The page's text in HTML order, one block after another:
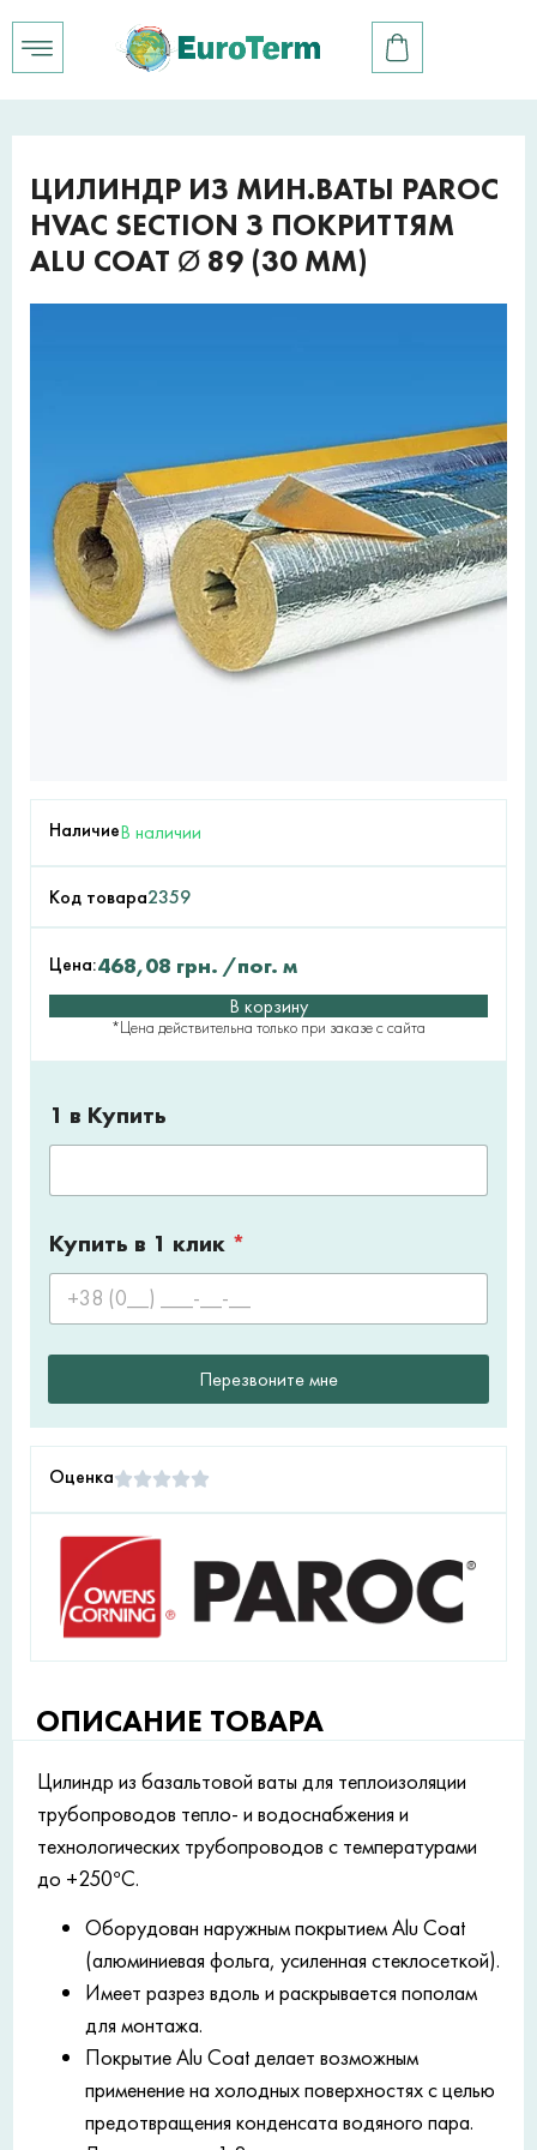
ЦИЛИНДР ИЗ МИН.ВАТЫ PAROC
HVAC SECTION З ПОКРИТТЯМ
ALU COAT Ø 89 (30 ММ)
НаличиеВ наличии
Код товара2359
Цена:468,08 грн. /пог. м
В корзину
*Цена действительна только при заказе с сайта
1 в Купить
Купить в 1 клик *
Перезвоните мне
Оценка
ОПИСАНИЕ ТОВАРА
Цилиндр из базальтовой ваты для теплоизоляции
трубопроводов тепло- и водоснабжения и
технологических трубопроводов с температурами
до +250°С.
Оборудован наружным покрытием Alu Coat
(алюминиевая фольга, усиленная стеклосеткой).
Имеет разрез вдоль и раскрывается пополам
для монтажа.
Покрытие Alu Coat делает возможным
применение на холодных поверхностях с целью
предотвращения конденсата водяного пара.